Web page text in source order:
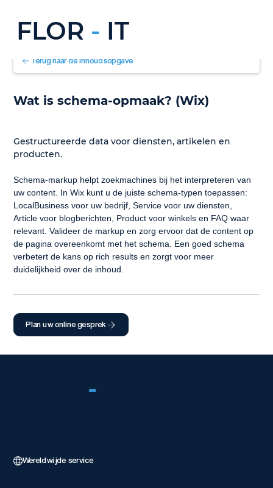
FLOR - IT
Terug naar de inhoudsopgave
Wat is schema-opmaak? (Wix)
Gestructureerde data voor diensten, artikelen en
producten.
Schema-markup helpt zoekmachines bij het interpreteren van
uw content. In Wix kunt u de juiste schema-typen toepassen:
LocalBusiness voor uw bedrijf, Service voor uw diensten,
Article voor blogberichten, Product voor winkels en FAQ waar
relevant. Valideer de markup en zorg ervoor dat de content op
de pagina overeenkomt met het schema. Een goed schema
verbetert de kans op rich results en zorgt voor meer
duidelijkheid over de inhoud.
Plan uw online gesprek
-
Wereldwijde service